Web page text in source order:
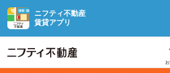
ニフティ不動産
賃貸アプリ